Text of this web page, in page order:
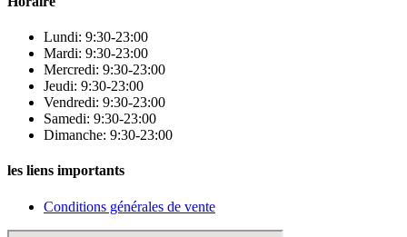
Lundi: 9:30-23:00
Mardi: 9:30-23:00
Mercredi: 9:30-23:00
Jeudi: 9:30-23:00
Vendredi: 9:30-23:00
Samedi: 9:30-23:00
Dimanche: 9:30-23:00
les liens importants
Conditions générales de vente